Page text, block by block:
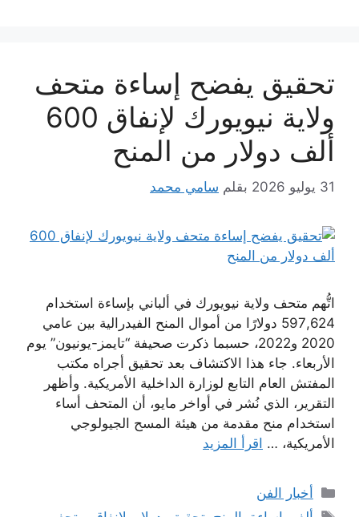
تحقيق يفضح إساءة متحف
ولاية نيويورك لإنفاق 600
ألف دولار من المنح
31 يوليو 2026 بقلم سامي محمد
اتُّهم متحف ولاية نيويورك في ألباني بإساءة استخدام
597,624 دولارًا من أموال المنح الفيدرالية بين عامي
2020 و2022، حسبما ذكرت صحيفة “تايمز-يونيون” يوم
الأربعاء. جاء هذا الاكتشاف بعد تحقيق أجراه مكتب
المفتش العام التابع لوزارة الداخلية الأمريكية. وأظهر
التقرير، الذي نُشر في أواخر مايو، أن المتحف أساء
استخدام منح مقدمة من هيئة المسح الجيولوجي
الأمريكية، … اقرأ المزيد
التصنيفات
أخبار الفن
الوسوم